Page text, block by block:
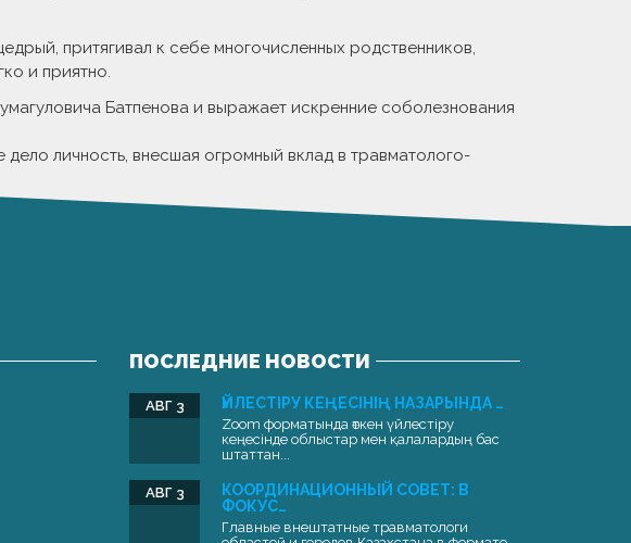
притягивал к себе многочисленных родственников,
и приятно.
Батпенова и выражает искренние соболезнования
личность, внесшая огромный вклад в травматолого-
ПОСЛЕДНИЕ НОВОСТИ
ҮЙЛЕСТІРУ КЕҢЕСІНІҢ НАЗАРЫНДА …
АВГ 3
Zoom форматында өткен үйлестіру
кеңесінде облыстар мен қалалардың бас
штаттан...
КООРДИНАЦИОННЫЙ СОВЕТ: В
ФОКУС…
АВГ 3
Главные внештатные травматологи